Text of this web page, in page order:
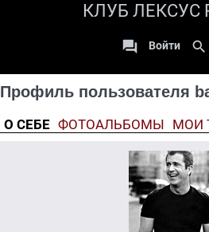
КЛУБ ЛЕКСУС
 Войти search
Профиль пользователя
О СЕБЕ ФОТОАЛЬБОМЫ МОИ